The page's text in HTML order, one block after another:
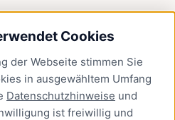
Cookies
der Webseite stimmen Sie
in ausgewähltem Umfang
Datenschutzhinweise und
ist freiwillig und